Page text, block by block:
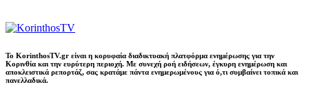
Το KorinthosTV.gr είναι η κορυφαία διαδικτυακή πλατφόρμα ενημέρωσης για την
Κορινθία και την ευρύτερη περιοχή. Με συνεχή ροή ειδήσεων, έγκυρη ενημέρωση και
αποκλειστικά ρεπορτάζ, σας κρατάμε πάντα ενημερωμένους για ό,τι συμβαίνει τοπικά και
πανελλαδικά.